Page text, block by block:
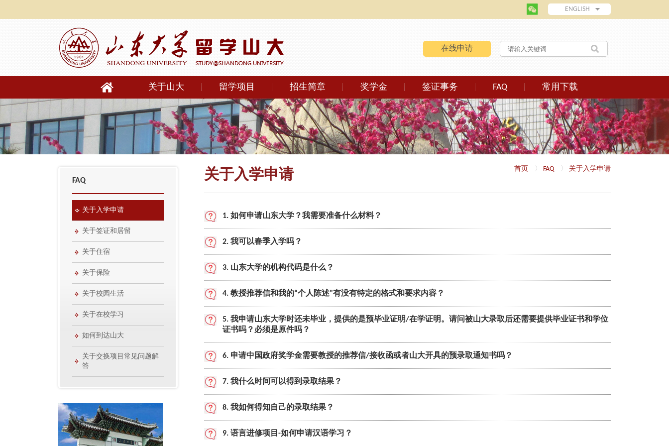
ENGLISH
在线申请
关于山大 留学项目 招生简章 奖学金 签证事务 FAQ 常用下载
FAQ
关于入学申请
关于签证和居留
关于住宿
关于保险
关于校园生活
关于在校学习
如何到达山大
关于交换项目常见问题解
答
关于入学申请 首页 〉 FAQ 〉 关于入学申请
1. 如何申请山东大学？我需要准备什么材料？
2. 我可以春季入学吗？
3. 山东大学的机构代码是什么？
4. 教授推荐信和我的“个人陈述”有没有特定的格式和要求内容？
5. 我申请山东大学时还未毕业，提供的是预毕业证明/在学证明。请问被山大录取后还需要提供毕业证书和学位
证书吗？必须是原件吗？
6. 申请中国政府奖学金需要教授的推荐信/接收函或者山大开具的预录取通知书吗？
7. 我什么时间可以得到录取结果？
8. 我如何得知自己的录取结果？
9. 语言进修项目-如何申请汉语学习？